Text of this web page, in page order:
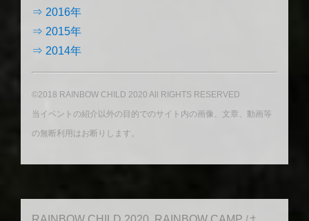
⇒ 2016年
⇒ 2015年
⇒ 2014年
©2018 RAINBOW CHILD 2020 All RIGHTS RESERVED
当イベントの紹介以外の目的でのサイト内の画像、文章、動画等
の無断利用はお断りします。